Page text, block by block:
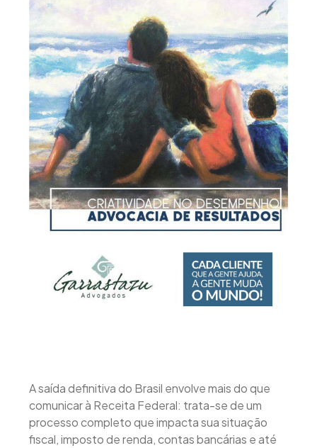
A saída definitiva do Brasil envolve mais do que
comunicar à Receita Federal: trata-se de um
processo completo que impacta sua situação
fiscal, imposto de renda, contas bancárias e até